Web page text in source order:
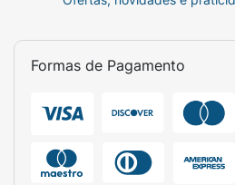
Formas de Pagamento